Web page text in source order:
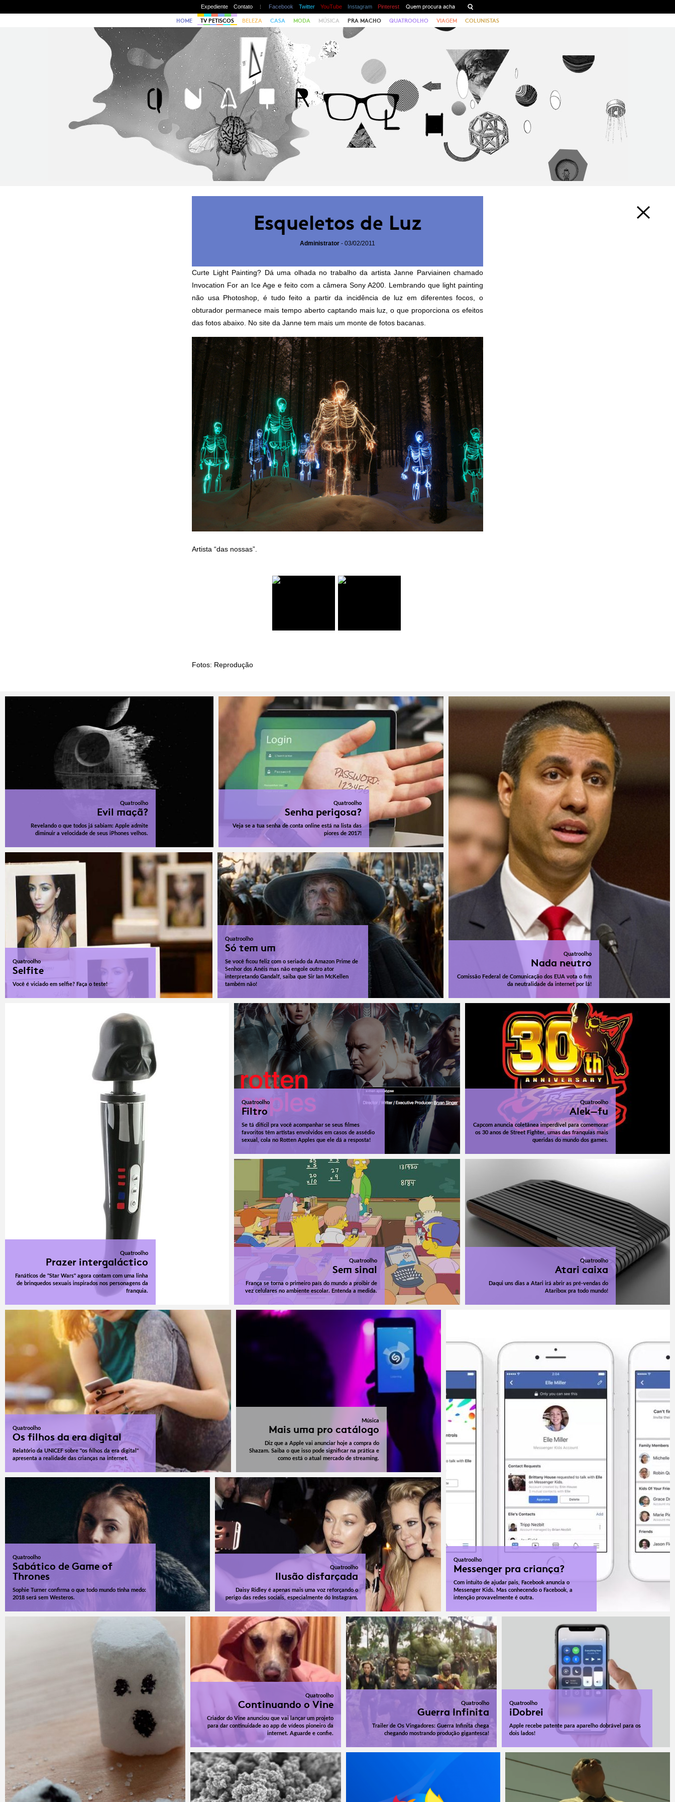
Expediente Contato Facebook Twitter YouTube Instagram Pinterest
HOME TV PETISCOS BELEZA CASA MODA MÚSICA PRA MACHO QUATROOLHO VIAGEM COLUNISTAS
Esqueletos de Luz
Administrator - 03/02/2011
Curte Light Painting? Dá uma olhada no trabalho da artista Janne Parviainen chamado
Invocation For an Ice Age e feito com a câmera Sony A200. Lembrando que light painting
não usa Photoshop, é tudo feito a partir da incidência de luz em diferentes focos, o
obturador permanece mais tempo aberto captando mais luz, o que proporciona os efeitos
das fotos abaixo. No site da Janne tem mais um monte de fotos bacanas.
Artista “das nossas”.
Fotos: Reprodução
Quatroolho
Evil maçã?
Revelando o que todos já sabiam: Apple admite
diminuir a velocidade de seus iPhones velhos.
Quatroolho
Senha perigosa?
Veja se a tua senha de conta online está na lista das
piores de 2017!
Quatroolho
Selfite
Você é viciado em selfie? Faça o teste!
Quatroolho
Só tem um
Se você ficou feliz com o seriado da Amazon Prime de
Senhor dos Anéis mas não engole outro ator
interpretando Gandalf, saiba que Sir Ian McKellen
também não!
Quatroolho
Nada neutro
Comissão Federal de Comunicação dos EUA vota o fim
da neutralidade da internet por lá!
Quatroolho
Filtro
Se tá difícil pra você acompanhar se seus filmes
favoritos têm artistas envolvidos em casos de assédio
sexual, cola no Rotten Apples que ele dá a resposta!
Quatroolho
Alek-fu
Capcom anuncia coletânea imperdível para comemorar
os 30 anos de Street Fighter, umas das franquias mais
queridas do mundo dos games.
Quatroolho
Sem sinal
França se torna o primeiro país do mundo a proibir de
vez celulares no ambiente escolar. Entenda a medida.
Quatroolho
Atari caixa
Daqui uns dias a Atari irá abrir as pré-vendas do
Ataribox pra todo mundo!
Quatroolho
Prazer intergaláctico
Fanáticos de "Star Wars" agora contam com uma linha
de brinquedos sexuais inspirados nos personagens da
franquia.
Quatroolho
Os filhos da era digital
Relatório da UNICEF sobre "os filhos da era digital"
apresenta a realidade das crianças na internet.
Música
Mais uma pro catálogo
Diz que a Apple vai anunciar hoje a compra do
Shazam. Saiba o que isso pode significar na prática e
como está o atual mercado de streaming.
Quatroolho
Sabático de Game of
Thrones
Sophie Turner confirma o que todo mundo tinha medo:
2018 será sem Westeros.
Quatroolho
Ilusão disfarçada
Daisy Ridley é apenas mais uma voz reforçando o
perigo das redes sociais, especialmente do Instagram.
Quatroolho
Messenger pra criança?
Com intuito de ajudar pais, Facebook anuncia o
Messenger Kids. Mas conhecendo o Facebook, a
intenção provavelmente é outra.
Quatroolho
Continuando o Vine
Criador do Vine anunciou que vai lançar um projeto
para dar continuidade ao app de vídeos pioneiro da
internet. Aguarde e confie.
Quatroolho
Guerra Infinita
Trailer de Os Vingadores: Guerra Infinita chega
chegando mostrando produção gigantesca!
Quatroolho
iDobrei
Apple recebe patente para aparelho dobrável para os
dois lados!